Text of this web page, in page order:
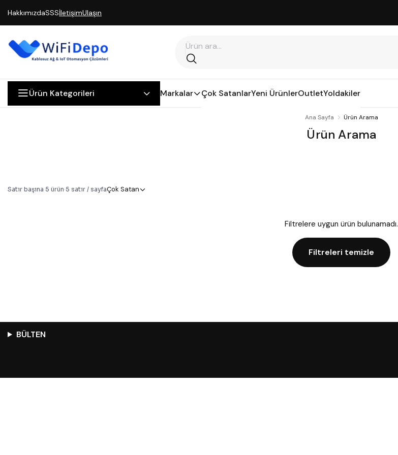
HakkımızdaSSSİletişimUlaşın
Ürün Kategorileri Markalar Çok SatanlarYeni ÜrünlerOutletYoldakiler
Ana Sayfa Ürün Arama
Ürün Arama
Satır başına 5 ürün·5 satır / sayfaÇok Satan
Filtrelere uygun ürün bulunamadı.
Filtreleri temizle
BÜLTEN